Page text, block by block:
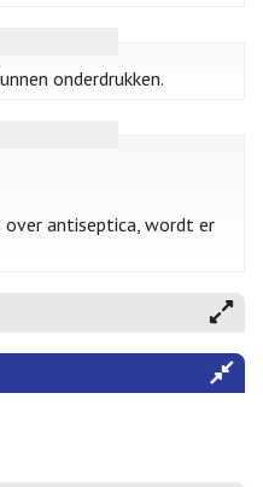
onderdrukken.
over antiseptica, wordt er